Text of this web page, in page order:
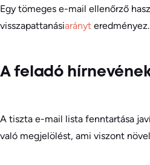
Egy tömeges e-mail ellenőrző
visszapattanásiarányt
A feladó
A tiszta e-mail lista fenntartása
való megjelölést, ami viszont